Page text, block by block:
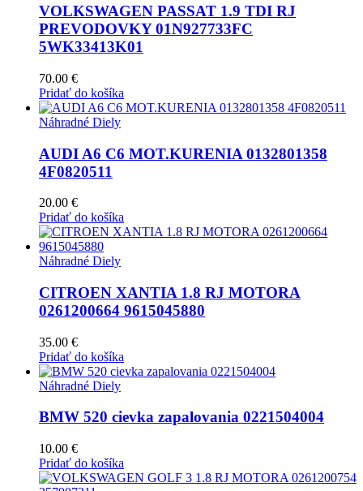
VOLKSWAGEN PASSAT 1.9 TDI RJ
PREVODOVKY 01N927733FC
5WK33413K01
70.00 €
Pridať do košíka
Náhradné Diely
AUDI A6 C6 MOT.KURENIA 0132801358
4F0820511
20.00 €
Pridať do košíka
Náhradné Diely
CITROEN XANTIA 1.8 RJ MOTORA
0261200664 9615045880
35.00 €
Pridať do košíka
Náhradné Diely
BMW 520 cievka zapalovania 0221504004
10.00 €
Pridať do košíka